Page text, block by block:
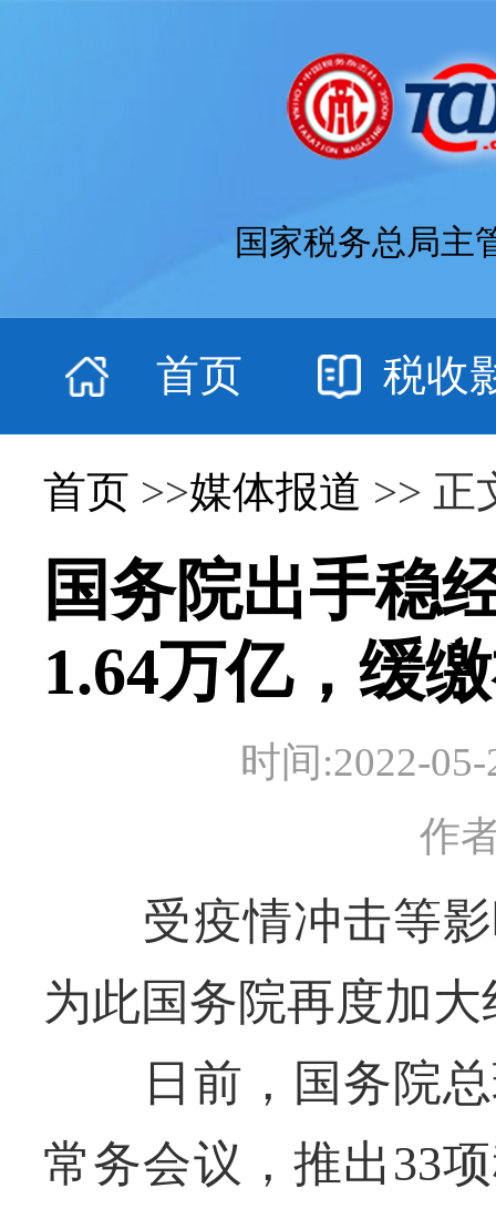
国家税务总局主
首页 税收
首页 >>媒体报道 >> 正
国务院出手稳
1.64万亿，缓
时间:2022-
作
受疫情冲击等影
为此国务院再度加
日前，国务院总
常务会议，推出33